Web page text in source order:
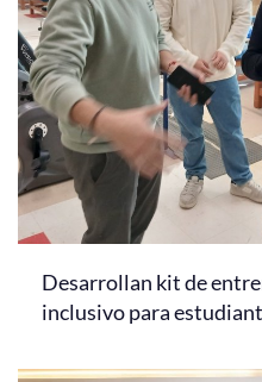
Desarrollan kit de
inclusivo para